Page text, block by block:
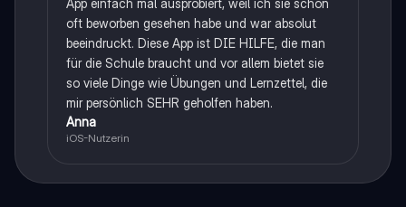
App einfach mal ausprobiert, weil ich sie schon
oft beworben gesehen habe und war absolut
beeindruckt. Diese App ist DIE HILFE, die man
für die Schule braucht und vor allem bietet sie
so viele Dinge wie Übungen und Lernzettel, die
mir persönlich SEHR geholfen haben.
Anna
iOS-Nutzerin